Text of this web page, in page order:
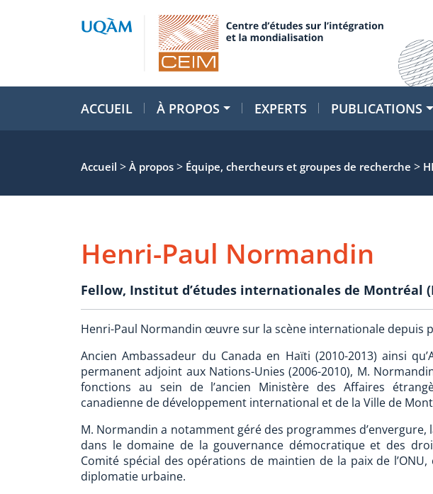
ACCUEIL À PROPOS EXPERTS PUBLICATIONS
Accueil > À propos > Équipe, chercheurs et groupes de recherche >
Henri-Paul Normandin
Fellow, Institut d’études internationales de Montréal
Henri-Paul Normandin œuvre sur la scène internationale depuis
Ancien Ambassadeur du Canada en Haïti (2010-2013) ainsi
permanent adjoint aux Nations-Unies (2006-2010), M.
fonctions au sein de l’ancien Ministère des Affaires
canadienne de développement international et de la Ville de
M. Normandin a notamment géré des programmes
dans le domaine de la gouvernance démocratique et des
Comité spécial des opérations de maintien de la paix de
diplomatie urbaine.